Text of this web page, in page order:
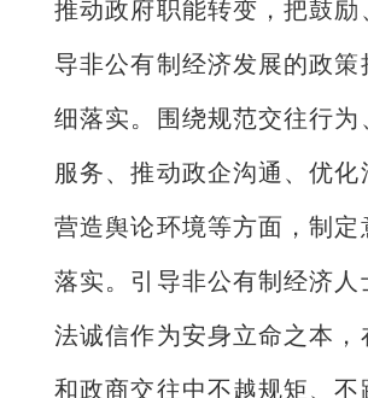
推动政府职能转变，把鼓励
导非公有制经济发展的政策
细落实。围绕规范交往行为
服务、推动政企沟通、优化
营造舆论环境等方面，制定
落实。引导非公有制经济人
法诚信作为安身立命之本，
和政商交往中不越规矩、不